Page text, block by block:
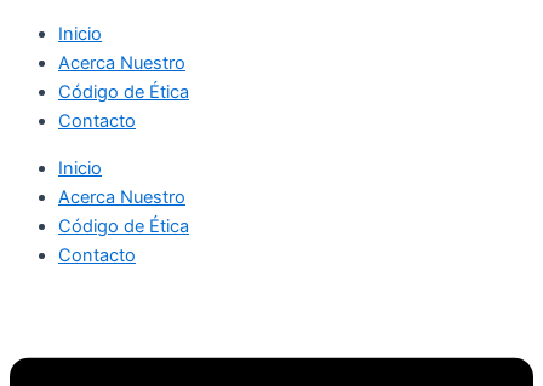
Inicio
Acerca Nuestro
Código de Ética
Contacto
Inicio
Acerca Nuestro
Código de Ética
Contacto